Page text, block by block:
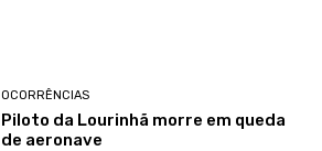
OCORRÊNCIAS
Piloto da Lourinhã morre em queda
de aeronave